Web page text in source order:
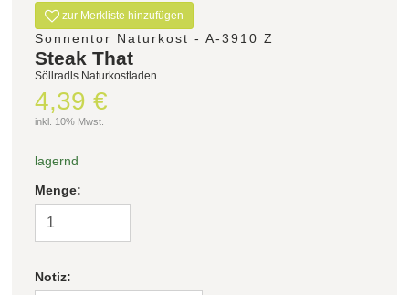
zur Merkliste hinzufügen
Sonnentor Naturkost - A-3910 Z
Steak That
Söllradls Naturkostladen
4,39 €
inkl. 10% Mwst.
lagernd
Menge:
Notiz: